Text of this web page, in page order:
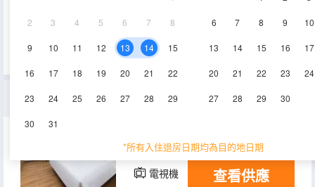
2 3 4 5 6 7 8
9 10 11 12 13 14 15
16 17 18 19 20 21 22
23 24 25 26 27 28 29
30 31
6 7 8 9 10
13 14 15 16 17
20 21 22 23 24
27 28 29 30
*所有入住退房日期均為目的地日期
空調
電視機
標準大床房
17㎡ 2層 空調
電視機 查看供應